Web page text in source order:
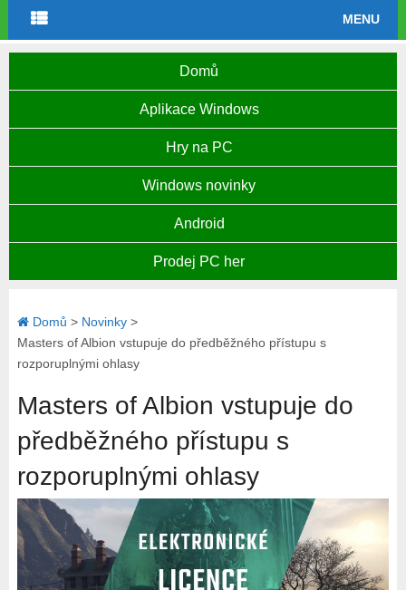
MENU
Domů
Aplikace Windows
Hry na PC
Windows novinky
Android
Prodej PC her
Domů > Novinky>
Masters of Albion vstupuje do předběžného přístupu s
rozporuplnými ohlasy
Masters of Albion vstupuje do
předběžného přístupu s
rozporuplnými ohlasy